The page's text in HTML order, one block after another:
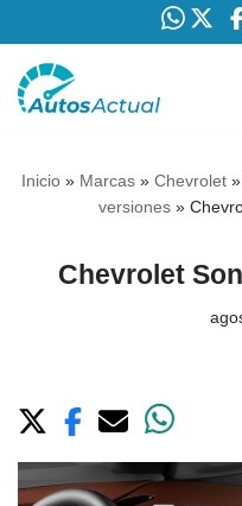
Saltar
Inicio» Marcas» Chevrolet»
versiones »
Chevrolet